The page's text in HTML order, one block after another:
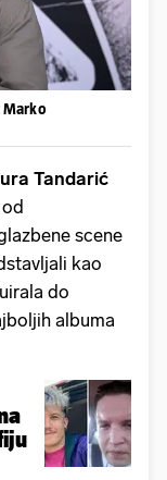
Tandarić
scene
kao
do
albuma